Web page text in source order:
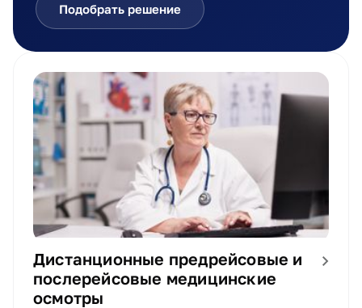
Подобрать решение
Дистанционные предрейсовые и
послерейсовые медицинские
осмотры